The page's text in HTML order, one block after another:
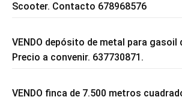
Scooter. Contacto 678968576
VENDO depósito de metal para gasoil
Precio a convenir. 637730871.
VENDO finca de 7.500 metros